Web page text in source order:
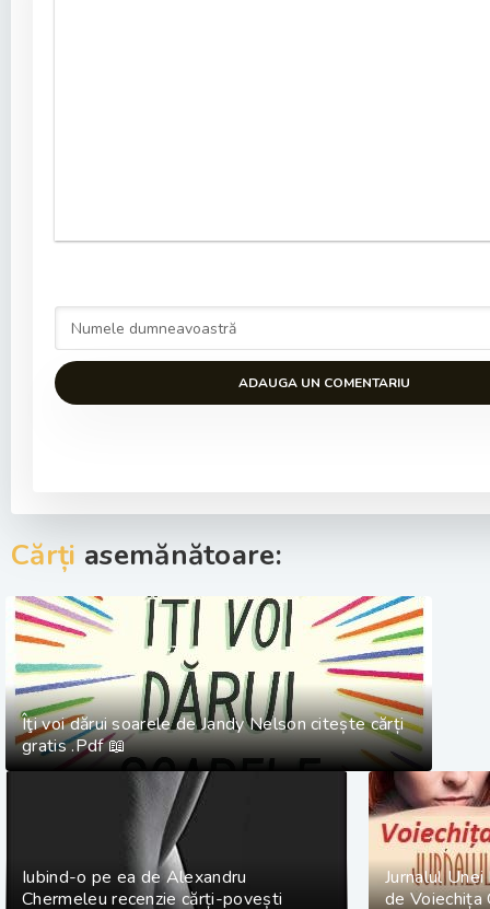
ADAUGA UN COMENTARIU
Cărți asemănătoare:
Îţi voi dărui soarele de Jandy Nelson citește cărți
gratis .Pdf 📖
Iubind-o pe ea de Alexandru
Chermeleu recenzie cărți-povești
Jurnalul
de Voiechița